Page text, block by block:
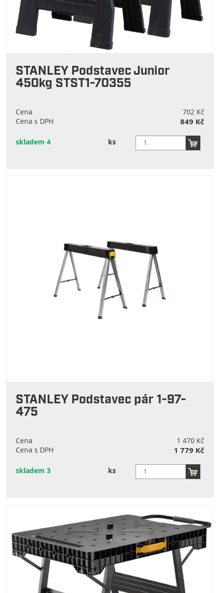
STANLEY Podstavec Junior
450kg STST1-70355
Cena
702 Kč
Cena s DPH
849 Kč
skladem 4 ks
STANLEY Podstavec pár 1-97-
475
Cena
1 470 Kč
Cena s DPH
1 779 Kč
skladem 3 ks